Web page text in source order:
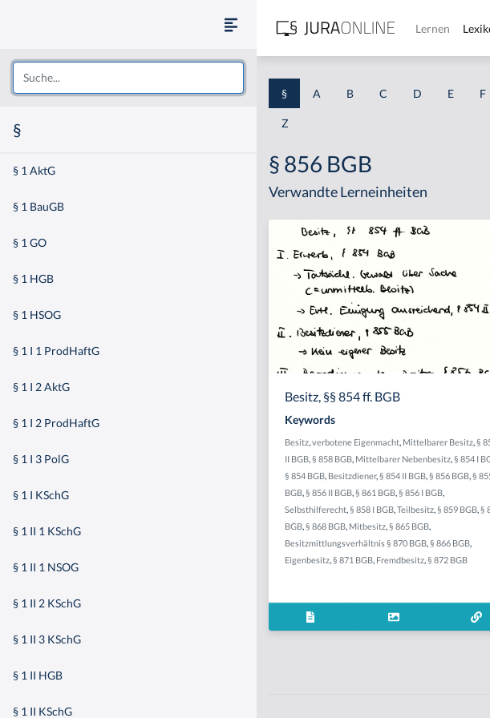
§
§ 1 AktG
§ 1 BauGB
§ 1 GO
§ 1 HGB
§ 1 HSOG
§ 1 I 1 ProdHaftG
§ 1 I 2 AktG
§ 1 I 2 ProdHaftG
§ 1 I 3 PolG
§ 1 I KSchG
§ 1 II 1 KSchG
§ 1 II 1 NSOG
§ 1 II 2 KSchG
§ 1 II 3 KSchG
§ 1 II HGB
§ 1 II KSchG
Lernen
§ A B C D E F
Z
§ 856 BGB
Verwandte Lerneinheiten
Besitz, §§ 854 ff. BGB
Keywords
Besitz,verbotene Eigenmacht, Mittelbarer Besitz,§
II BGB,§ 858 BGB, Mittelbarer Nebenbesitz,§ 854 I
§ 854 BGB, Besitzdiener,§ 854 II BGB,§ 856 BGB,§
BGB,§ 856 II BGB,§ 861 BGB,§ 856 I BGB,
Selbsthilferecht,§ 858 I BGB,Teilbesitz,§ 859 BGB,§
BGB,§ 868 BGB, Mitbesitz,§ 865 BGB,
Besitzmittlungsverhältnis § 870 BGB,§ 866 BGB,
Eigenbesitz,§ 871 BGB, Fremdbesitz,§ 872 BGB